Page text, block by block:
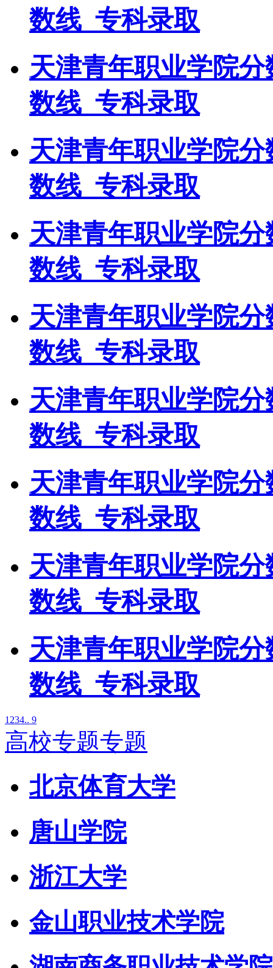
数线_专科录取
天津青年职业学院
数线_专科录取
天津青年职业学院
数线_专科录取
天津青年职业学院
数线_专科录取
天津青年职业学院
数线_专科录取
天津青年职业学院
数线_专科录取
天津青年职业学院
数线_专科录取
天津青年职业学院
数线_专科录取
天津青年职业学院
数线_专科录取
1 234.. 9
高校专题专题
北京体育大学
唐山学院
浙江大学
金山职业技术学院